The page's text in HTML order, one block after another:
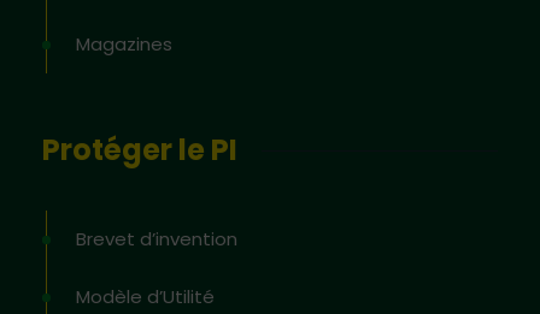
Magazines
Protéger le PI
Brevet d’invention
Modèle d’Utilité